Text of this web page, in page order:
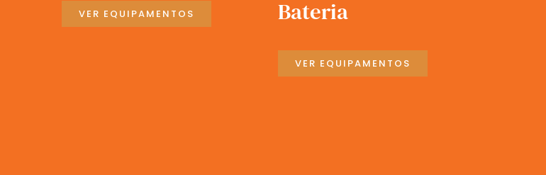
VER EQUIPAMENTOS
Bateria
VER EQUIPAMENTOS